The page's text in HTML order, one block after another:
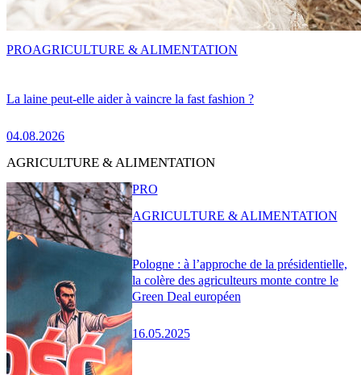
La laine peut-elle aider à vaincre la fast fashion ?
04.08.2026
PROAGRICULTURE & ALIMENTATION
AGRICULTURE & ALIMENTATION
Pologne : à l’approche de la présidentielle,
la colère des agriculteurs monte contre le
Green Deal européen
16.05.2025
PRO
AGRICULTURE & ALIMENTATION